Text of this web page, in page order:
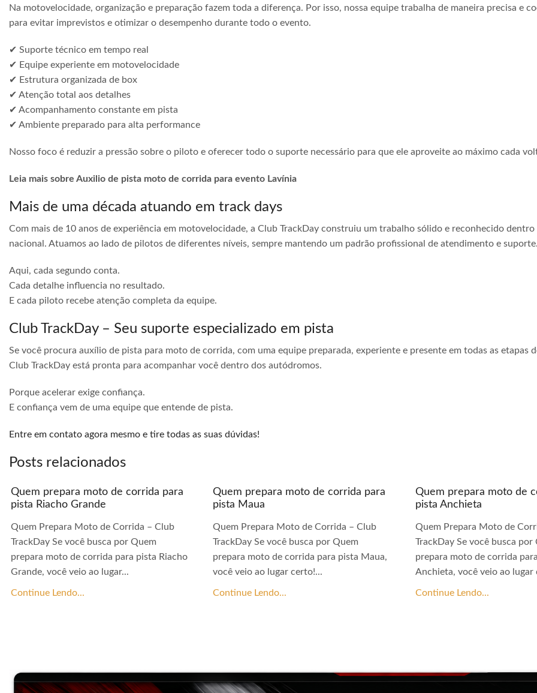
Na motovelocidade, organização e preparação fazem toda a diferença. Por isso, nossa equipe trabalha de maneira precisa e
para evitar imprevistos e otimizar o desempenho durante todo o evento.
✔ Suporte técnico em tempo real
✔ Equipe experiente em motovelocidade
✔ Estrutura organizada de box
✔ Atenção total aos detalhes
✔ Acompanhamento constante em pista
✔ Ambiente preparado para alta performance
Nosso foco é reduzir a pressão sobre o piloto e oferecer todo o suporte necessário para que ele aproveite ao máximo cada
Leia mais sobre Auxilio de pista moto de corrida para evento Lavínia
Mais de uma década atuando em track days
Com mais de 10 anos de experiência em motovelocidade, a Club TrackDay construiu um trabalho sólido e reconhecido
nacional. Atuamos ao lado de pilotos de diferentes níveis, sempre mantendo um padrão profissional de atendimento e suporte.
Aqui, cada segundo conta.
Cada detalhe influencia no resultado.
E cada piloto recebe atenção completa da equipe.
Club TrackDay – Seu suporte especializado em pista
Se você procura auxílio de pista para moto de corrida, com uma equipe preparada, experiente e presente em todas as etapas
Club TrackDay está pronta para acompanhar você dentro dos autódromos.
Porque acelerar exige confiança.
E confiança vem de uma equipe que entende de pista.
Entre em contato agora mesmo e tire todas as suas dúvidas!
Posts relacionados
Quem prepara moto de corrida para
pista Riacho Grande
Quem Prepara Moto de Corrida – Club
TrackDay Se você busca por Quem
prepara moto de corrida para pista Riacho
Grande, você veio ao lugar...
Continue Lendo...
Quem prepara moto de corrida para
pista Maua
Quem Prepara Moto de Corrida – Club
TrackDay Se você busca por Quem
prepara moto de corrida para pista Maua,
você veio ao lugar certo!...
Continue Lendo...
Quem prepara moto de
pista Anchieta
Quem Prepara Moto de
TrackDay Se você busca por
prepara moto de corrida
Anchieta, você veio ao lugar
Continue Lendo...